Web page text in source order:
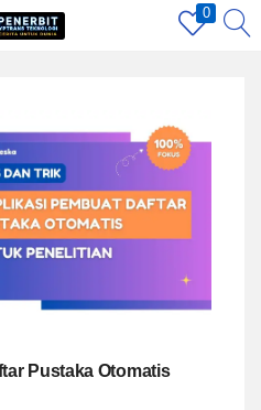
0
REGISTER
to login.
Pustaka Otomatis